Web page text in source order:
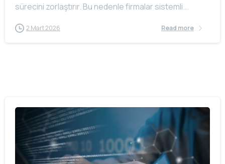
sürecini zorlaştırır. Bu nedenle firmalar sistemli...
2 Mart 2026 Read more